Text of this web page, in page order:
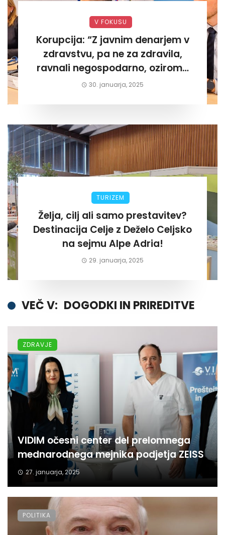
V FOKUSU
Korupcija: “Z javnim denarjem v
zdravstvu, pa ne za zdravila,
ravnali negospodarno, oziroma
za lastni žep. Tokrat na Žalskem«
30. januarja, 2025
TURIZEM
Želja, cilj ali samo prestavitev?
Destinacija Celje z Deželo Celjsko
na sejmu Alpe Adria!
29. januarja, 2025
VEČ V: DOGODKI IN PRIREDITVE
VIDIM očesni center del prelomnega
mednarodnega mejnika podjetja ZEISS
27. januarja, 2025
ZDRAVJE
POLITIKA